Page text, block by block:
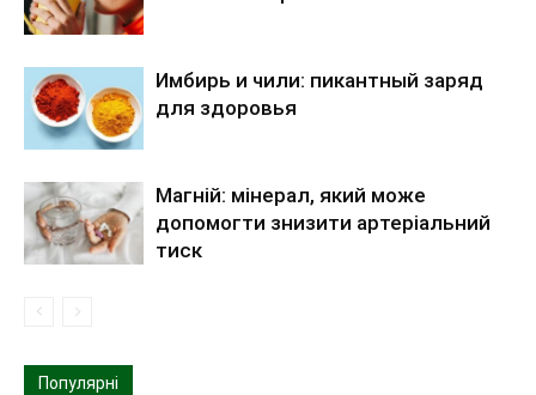
Имбирь и чили: пикантный заряд
для здоровья
Магній: мінерал, який може
допомогти знизити артеріальний
тиск
Популярні